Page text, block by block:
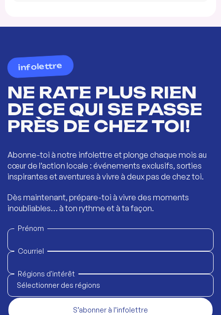
infolettre
NE RATE PLUS RIEN
DE CE QUI SE PASSE
PRÈS DE CHEZ TOI!
Abonne-toi à notre infolettre et plonge chaque mois au
cœur de l’action locale : événements exclusifs, sorties
inspirantes et aventures à vivre à deux pas de chez toi.
Dès maintenant, prépare-toi à vivre des moments
inoubliables… à ton rythme et à ta façon.
Prénom
Courriel
Régions d'intérêt
Sélectionner des régions
S’abonner à l’infolettre